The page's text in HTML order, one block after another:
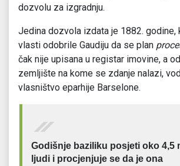
dozvolu za izgradnju.
Jedina dozvola izdata je 1882. godine,
vlasti odobrile Gaudiju da se plan
čak nije upisana u registar imovine, a
zemljište na kome se zdanje nalazi,
vlasništvo eparhije Barselone.
Godišnje baziliku posjeti oko 4,5
ljudi i procjenjuje se da je ona